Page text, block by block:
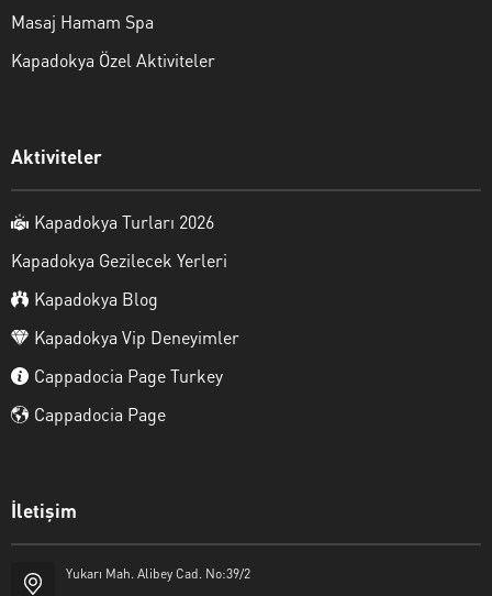
Masaj Hamam Spa
Kapadokya Özel Aktiviteler
Aktiviteler
Kapadokya Turları 2026
Kapadokya Gezilecek Yerleri
Kapadokya Blog
Kapadokya Vip Deneyimler
Cappadocia Page Turkey
Cappadocia Page
İletişim
Yukarı Mah. Alibey Cad. No:39/2